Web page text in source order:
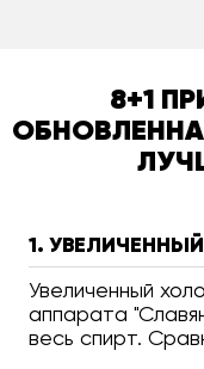
8+1
1.
Увеличенный
аппарата
весь спирт.